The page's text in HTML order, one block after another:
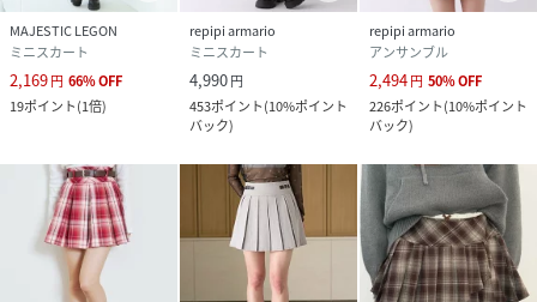
MAJESTIC LEGON
ミニスカート
2,169円 66%OFF
19ポイント(1倍)
repipi armario
ミニスカート
4,990円
453ポイント(10%ポイント
バック)
repipi armario
アンサンブル
2,494円 50%OFF
226ポイント(10%ポイント
バック)